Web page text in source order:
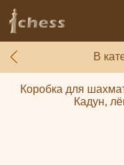
В
Коробка для
Кадун,